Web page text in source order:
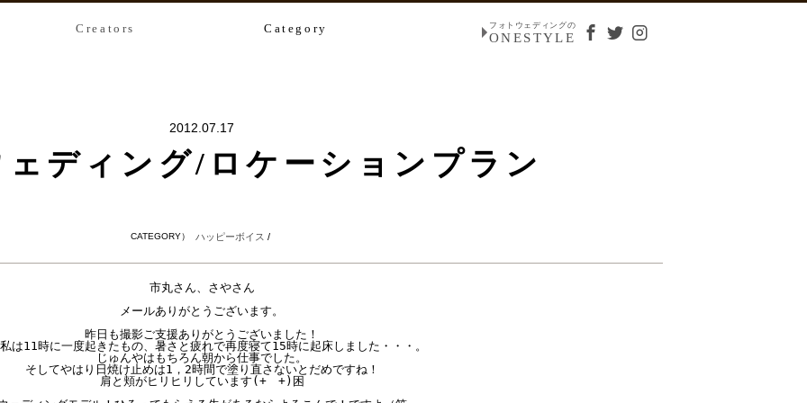
Creators Category フォトウェディングの
ONESTYLE
2012.07.17
ディング/ロケーションプラン
CATEGORY） ハッピーボイス /
市丸さん、さやさん
メールありがとうございます。
昨日も撮影ご支援ありがとうございました！
は11時に一度起きたもの、暑さと疲れで再度寝て15時に起床しました・・・。
じゅんやはもちろん朝から仕事でした。
そしてやはり日焼け止めは1，2時間で塗り直さないとだめですね！
肩と頬がヒリヒリしています(+　+)困